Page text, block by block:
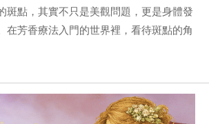
斑點，其實不只是美觀問題，更是身體發
在芳香療法入門的世界裡，看待斑點的角